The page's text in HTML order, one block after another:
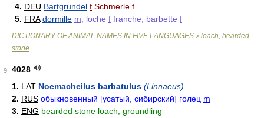
4. DEU Bartgrundel f Schmerle f
5. FRA dormille m , loche f franche, barbette f
DICTIONARY OF ANIMAL NAMES IN FIVE LANGUAGES > loach, bearded
stone
9
4028
1. LAT Noemacheilus barbatulus (Linnaeus)
2. RUS обыкновенный [усатый, сибирский] голец m
3. ENG bearded stone loach, groundling